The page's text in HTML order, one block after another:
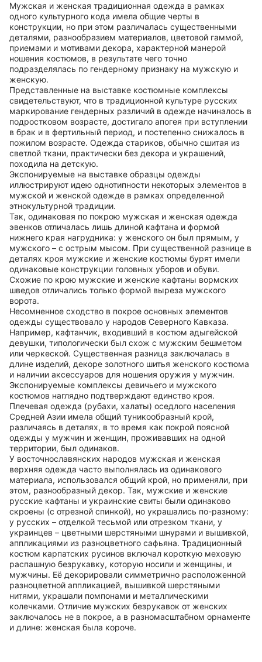
Мужская и женская традиционная одежда в рамках
одного культурного кода имела общие черты в
конструкции, но при этом различалась существенными
деталями, разнообразием материалов, цветовой гаммой,
приемами и мотивами декора, характерной манерой
ношения костюмов, в результате чего точно
подразделялась по гендерному признаку на мужскую и
женскую.
Представленные на выставке костюмные комплексы
свидетельствуют, что в традиционной культуре русских
маркирование гендерных различий в одежде начиналось в
подростковом возрасте, достигало апогея при вступлении
в брак и в фертильный период, и постепенно снижалось в
пожилом возрасте. Одежда стариков, обычно сшитая из
светлой ткани, практически без декора и украшений,
походила на детскую.
Экспонируемые на выставке образцы одежды
иллюстрируют идею однотипности некоторых элементов в
мужской и женской одежде в рамках определенной
этнокультурной традиции.
Так, одинаковая по покрою мужская и женская одежда
эвенков отличалась лишь длиной кафтана и формой
нижнего края нагрудника: у женского он был прямым, у
мужского – с острым мысом. При существенной разнице в
деталях кроя мужские и женские костюмы бурят имели
одинаковые конструкции головных уборов и обуви.
Схожие по крою мужские и женские кафтаны вормских
шведов отличались только формой выреза мужского
ворота.
Несомненное сходство в покрое основных элементов
одежды существовало у народов Северного Кавказа.
Например, кафтанчик, входивший в костюм адыгейской
девушки, типологически был схож с мужским бешметом
или черкеской. Существенная разница заключалась в
длине изделий, декоре золотного шитья женского костюма
и наличии аксессуаров для ношения оружия у мужчин.
Экспонируемые комплексы девичьего и мужского
костюмов наглядно подтверждают единство кроя.
Плечевая одежда (рубахи, халаты) оседлого населения
Средней Азии имела общий туникообразный крой,
различаясь в деталях, в то время как покрой поясной
одежды у мужчин и женщин, проживавших на одной
территории, был одинаков.
У восточнославянских народов мужская и женская
верхняя одежда часто выполнялась из одинакового
материала, использовался общий крой, но применяли, при
этом, разнообразный декор. Так, мужские и женские
русские кафтаны и украинские свиты были одинаково
скроены (с отрезной спинкой), но украшались по-разному:
у русских – отделкой тесьмой или отрезком ткани, у
украинцев – цветными шерстяными шнурами и вышивкой,
аппликациями из разноцветного сафьяна. Традиционный
костюм карпатских русинов включал короткую меховую
распашную безрукавку, которую носили и женщины, и
мужчины. Её декорировали симметрично расположенной
разноцветной аппликацией, вышивкой шерстяными
нитями, украшали помпонами и металлическими
колечками. Отличие мужских безрукавок от женских
заключалось не в покрое, а в разномасштабном орнаменте
и длине: женская была короче.